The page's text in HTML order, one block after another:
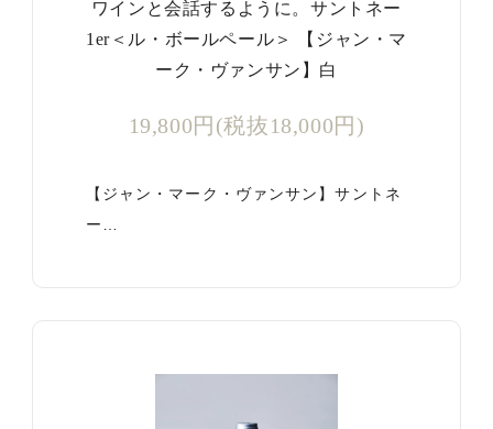
ワインと会話するように。サントネー
1er＜ル・ボールペール＞ 【ジャン・マ
ーク・ヴァンサン】白
19,800円(税抜18,000円)
【ジャン・マーク・ヴァンサン】サントネ
ー…